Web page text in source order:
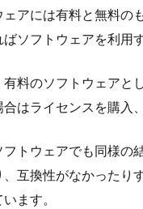
ェアには有料と無料の
ソフトウェアを利用
有料のソフトウェア
合はライセンスを購入
トウェアでも同様の
、互換性がなかったり
ます。